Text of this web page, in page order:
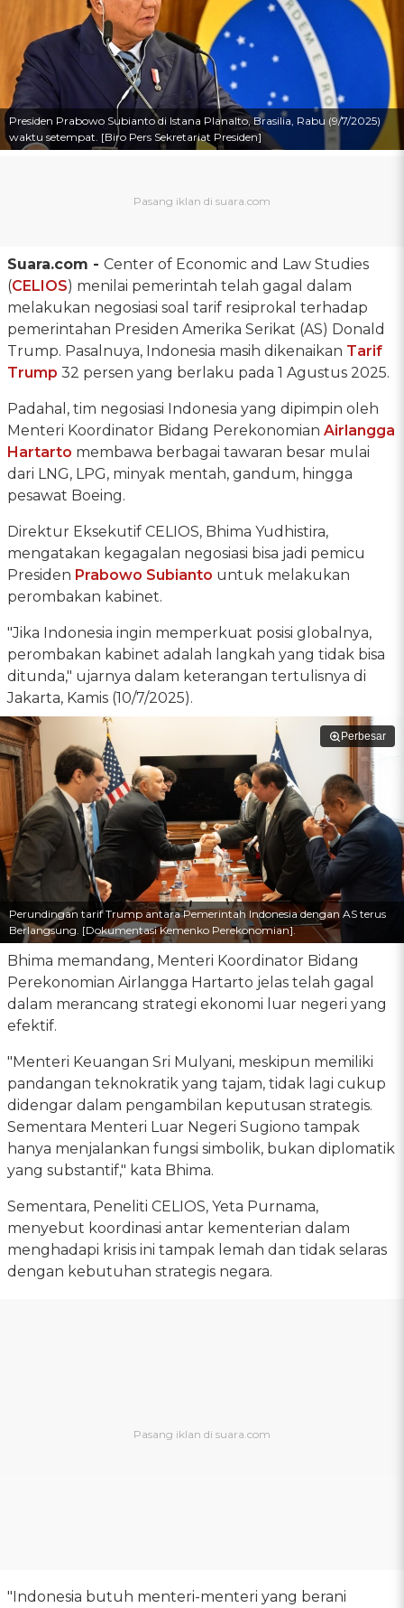
Presiden Prabowo Subianto di Istana Planalto, Brasilia, Rabu (9/7/2025)
waktu setempat. [Biro Pers Sekretariat Presiden]
Suara.com - Center of Economic and Law Studies
(CELIOS) menilai pemerintah telah gagal dalam
melakukan negosiasi soal tarif resiprokal terhadap
pemerintahan Presiden Amerika Serikat (AS) Donald
Trump. Pasalnuya, Indonesia masih dikenaikan Tarif
Trump 32 persen yang berlaku pada 1 Agustus 2025.
Padahal, tim negosiasi Indonesia yang dipimpin oleh
Menteri Koordinator Bidang Perekonomian Airlangga
Hartarto membawa berbagai tawaran besar mulai
dari LNG, LPG, minyak mentah, gandum, hingga
pesawat Boeing.
Direktur Eksekutif CELIOS, Bhima Yudhistira,
mengatakan kegagalan negosiasi bisa jadi pemicu
Presiden Prabowo Subianto untuk melakukan
perombakan kabinet.
"Jika Indonesia ingin memperkuat posisi globalnya,
perombakan kabinet adalah langkah yang tidak bisa
ditunda," ujarnya dalam keterangan tertulisnya di
Jakarta, Kamis (10/7/2025).
Perbesar
Perundingan tarif Trump antara Pemerintah Indonesia dengan AS terus
Berlangsung. [Dokumentasi Kemenko Perekonomian].
Bhima memandang, Menteri Koordinator Bidang
Perekonomian Airlangga Hartarto jelas telah gagal
dalam merancang strategi ekonomi luar negeri yang
efektif.
"Menteri Keuangan Sri Mulyani, meskipun memiliki
pandangan teknokratik yang tajam, tidak lagi cukup
didengar dalam pengambilan keputusan strategis.
Sementara Menteri Luar Negeri Sugiono tampak
hanya menjalankan fungsi simbolik, bukan diplomatik
yang substantif," kata Bhima.
Sementara, Peneliti CELIOS, Yeta Purnama,
menyebut koordinasi antar kementerian dalam
menghadapi krisis ini tampak lemah dan tidak selaras
dengan kebutuhan strategis negara.
"Indonesia butuh menteri-menteri yang berani